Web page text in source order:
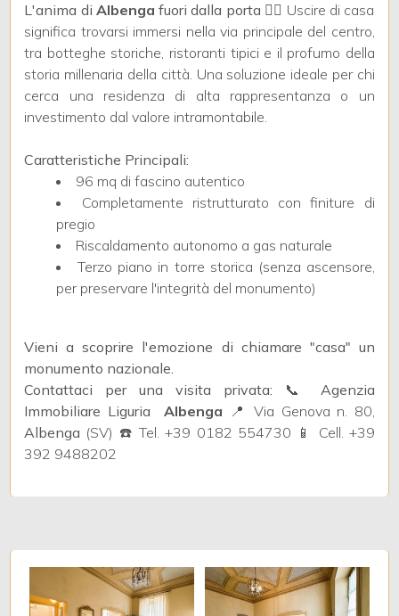
L'anima di Albenga fuori dalla porta 🚶‍♂️ Uscire di casa
significa trovarsi immersi nella via principale del centro,
tra botteghe storiche, ristoranti tipici e il profumo della
storia millenaria della città. Una soluzione ideale per chi
cerca una residenza di alta rappresentanza o un
investimento dal valore intramontabile.
Caratteristiche Principali:
96 mq di fascino autentico
Completamente ristrutturato con finiture di
pregio
Riscaldamento autonomo a gas naturale
Terzo piano in torre storica (senza ascensore,
per preservare l'integrità del monumento)
Vieni a scoprire l'emozione di chiamare "casa" un
monumento nazionale.
Contattaci per una visita privata: 📞 Agenzia
Immobiliare Liguria Albenga 📍 Via Genova n. 80,
Albenga (SV) ☎️ Tel. +39 0182 554730 📱 Cell. +39
392 9488202
Camere
minime
Qualsiasi
1
5
5+
Giardino